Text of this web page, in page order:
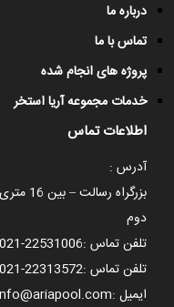
درباره ما
تماس با ما
پروژه های انجام شده
خدمات مجموعه آریا استخر
اطلاعات تماس
آدرس :
دوم
تلفن تماس :021-22531006
تلفن تماس :021-22313572
ایمیل :